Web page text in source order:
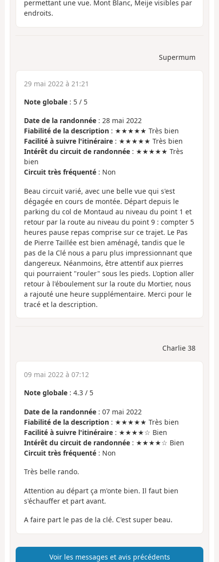
permettant une vue. Mont Blanc, Meije visibles par
endroits.
Supermum
29 mai 2022 à 21:21
Note globale : 5 / 5
Date de la randonnée : 28 mai 2022
Fiabilité de la description : ★★★★★ Très bien
Facilité à suivre l'itinéraire : ★★★★★ Très bien
Intérêt du circuit de randonnée : ★★★★★ Très
bien
Circuit très fréquenté : Non
Beau circuit varié, avec une belle vue qui s'est
dégagée en cours de montée. Départ depuis le
parking du col de Montaud au niveau du point 1 et
retour par la route au niveau du point 9 : compter 5
heures pause repas comprise sur ce trajet. Le Pas
de Pierre Taillée est bien aménagé, tandis que le
pas de la Clé nous a paru plus impressionnant que
dangereux. Néanmoins, être attentif aux pierres
qui pourraient "rouler" sous les pieds. L'option aller
retour à l'éboulement sur la route du Mortier, nous
a rajouté une heure supplémentaire. Merci pour le
tracé et la description.
Charlie 38
09 mai 2022 à 07:12
Note globale : 4.3 / 5
Date de la randonnée : 07 mai 2022
Fiabilité de la description : ★★★★★ Très bien
Facilité à suivre l'itinéraire : ★★★★☆ Bien
Intérêt du circuit de randonnée : ★★★★☆ Bien
Circuit très fréquenté : Non
Très belle rando.
Attention au départ ça m'onte bien. Il faut bien
s'échauffer et part avant.
A faire part le pas de la clé. C'est super beau.
Voir les messages et avis précédents